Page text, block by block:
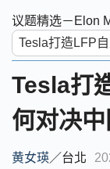
议题精选－Elon
Tesla打
何对决
黄女瑛／台北